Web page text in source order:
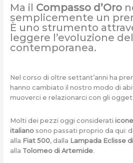
Ma il Compasso d’Oro
semplicemente un
È uno strumento
leggere l’evoluzione
contemporanea.
Nel corso di oltre settant’anni ha
hanno cambiato il nostro modo di
muoverci e relazionarci con gli
Molti dei pezzi oggi considerati
italianosono passati proprio da qui:
alla Fiat 500, dalla Lampada Eclisse
alla Tolomeo di Artemide.